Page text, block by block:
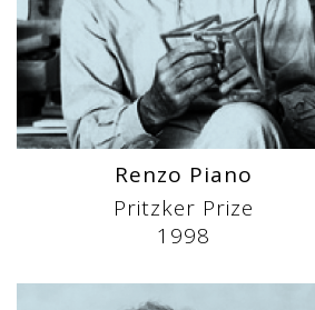
Renzo Piano
Pritzker Prize
1998